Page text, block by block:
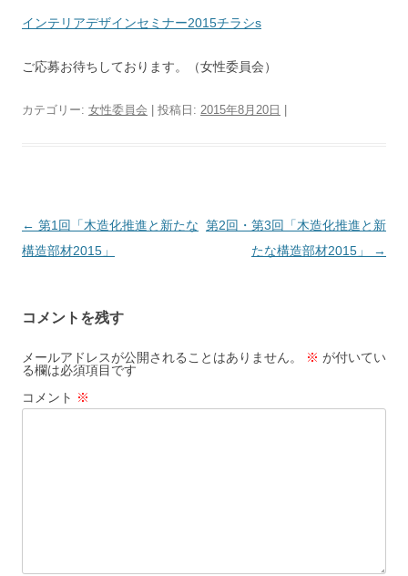
インテリアデザインセミナー2015チラシs
ご応募お待ちしております。（女性委員会）
カテゴリー: 女性委員会 | 投稿日: 2015年8月20日
投
稿
ゲ
ー
シ
ョ
← 第1回「木造化推進と新たな
構造部材2015」
第2回・第3回「木造化推進と新
たな構造部材2015」
→
コメントを残す
メールアドレスが公開されることはありません。 ※ が付いてい
る欄は必須項目です
コメント ※